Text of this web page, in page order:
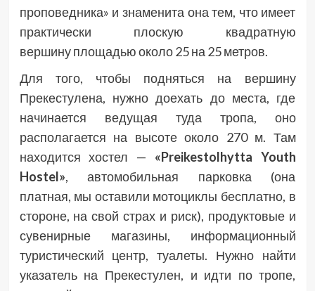
проповедника» и знаменита она тем, что имеет
практически плоскую квадратную
вершину площадью около 25 на 25 метров.
Для того, чтобы подняться на вершину
Прекестулена, нужно доехать до места, где
начинается ведущая туда тропа, оно
располагается на высоте около 270 м. Там
находится хостел — «Preikestolhytta Youth
Hostel», автомобильная парковка (она
платная, мы оставили мотоциклы бесплатно, в
стороне, на свой страх и риск), продуктовые и
сувенирные магазины, информационный
туристический центр, туалеты. Нужно найти
указатель на Прекестулен, и идти по тропе,